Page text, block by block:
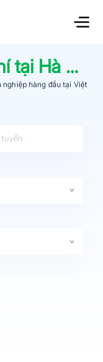
tại Hà Nam
nghiệp hàng đầu tại Việt